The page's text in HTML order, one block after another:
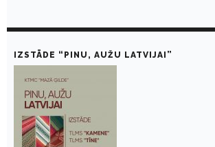
IZSTĀDE “PINU, AUŽU LATVIJAI”